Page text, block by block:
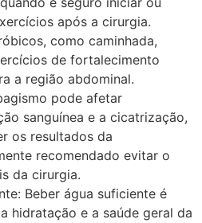
após a cirurgia.
como caminhada,
de fortalecimento
a região abdominal.
pode afetar
sanguínea e a cicatrização,
os resultados da
recomendado evitar o
da cirurgia.
Beber água suficiente é
hidratação e a saúde geral da